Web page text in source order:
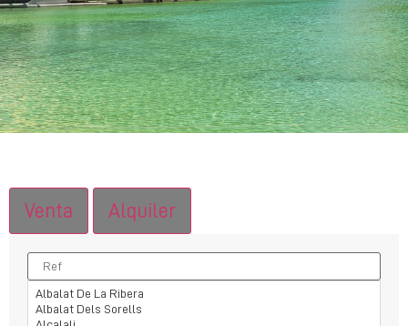
Venta Alquiler